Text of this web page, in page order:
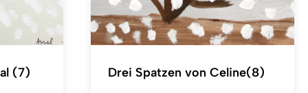
(7) Drei Spatzen von Celine(8)